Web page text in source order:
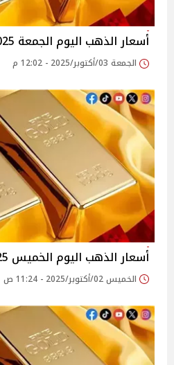
أسعار الذهب اليوم الجمعة 3/10/2025 في مصر
الجمعة 03/أكتوبر/2025 - 12:02 م
أسعار الذهب اليوم الخميس 2/10/2025 في مصر
الخميس 02/أكتوبر/2025 - 11:24 ص